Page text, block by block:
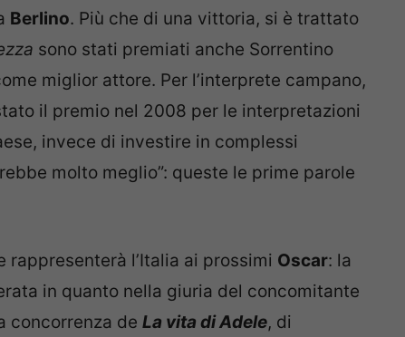
Berlino. Più che di una vittoria, si è trattato
sono stati premiati anche Sorrentino
miglior attore. Per l’interprete campano,
il premio nel 2008 per le interpretazioni
invece di investire in complessi
molto meglio”: queste le prime parole
l’Italia ai prossimi Oscar: la
in quanto nella giuria del concomitante
concorrenza de La vita di Adele, di